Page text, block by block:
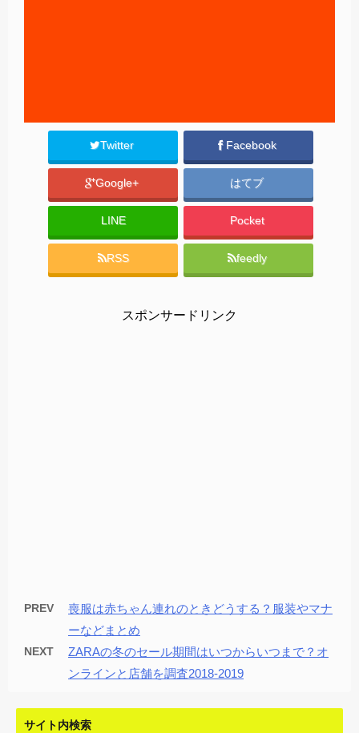
Twitter Facebook
Google+ はてブ
LINE Pocket
RSS feedly
スポンサードリンク
PREV
喪服は赤ちゃん連れのときどうする？服装やマナ
ーなどまとめ
NEXT
ZARAの冬のセール期間はいつからいつまで？オ
ンラインと店舗を調査2018-2019
サイト内検索